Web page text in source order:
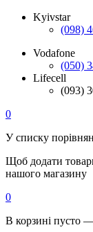
Kyivstar
(098)
Vodafone
(050)
Lifecell
(093)
0
У списку
Щоб додати
нашого магазину
0
В корзині пусто